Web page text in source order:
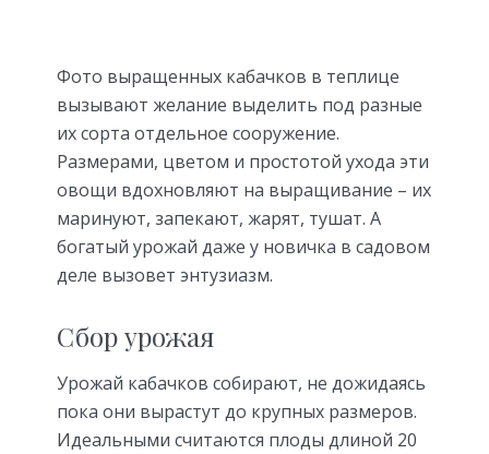
Фото выращенных кабачков в теплице
вызывают желание выделить под разные
их сорта отдельное сооружение.
Размерами, цветом и простотой ухода эти
овощи вдохновляют на выращивание – их
маринуют, запекают, жарят, тушат. А
богатый урожай даже у новичка в садовом
деле вызовет энтузиазм.
Сбор урожая
Урожай кабачков собирают, не дожидаясь
пока они вырастут до крупных размеров.
Идеальными считаются плоды длиной 20